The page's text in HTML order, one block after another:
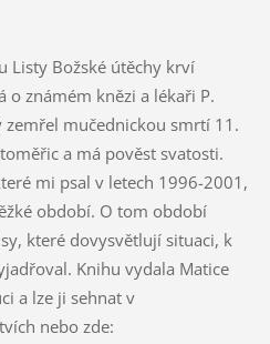
Listy Božské útěchy krví
o známém knězi a lékaři P.
mučednickou smrtí 11.
a má pověst svatosti.
mi psal v letech 1996-2001,
období. O tom období
které dovysvětlují situaci, k
Knihu vydala Matice
a lze ji sehnat v
nebo zde: